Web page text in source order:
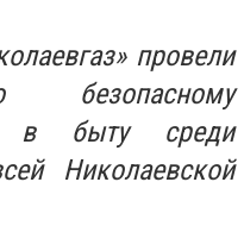
провели
безопасному
в быту среди
Николаевской